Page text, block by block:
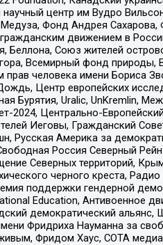
центр им Вудро
Фонд Андрея Сахарова,
движением в
Беллона, Союз жителей
Всемирный фонд природы,
прав человека имени Бориса
Центр европейских
Бурятия, Uralic, UnKremlin,
2024, Центрально-
Иеговы, Гражданский
Русская Америка за
Россия Северный
Северных территорий,
черного креста,
поддержки гендерной
Education, Антивоенное
демократический
Фридриха Науманна за
Фридом Хаус, СОТА